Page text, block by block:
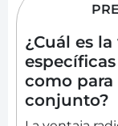
¿Cuál es
como
conjunto?